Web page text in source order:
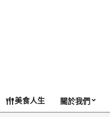
美食人生 關於我們